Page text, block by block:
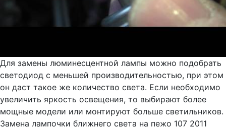
Для замены люминесцентной лампы можно подобрать
светодиод с меньшей производительностью, при этом
он даст такое же количество света. Если необходимо
увеличить яркость освещения, то выбирают более
мощные модели или монтируют больше светильников.
Замена лампочки ближнего света на пежо 107 2011